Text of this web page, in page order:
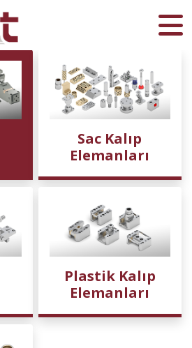
Sac Kalıp
Elemanları
Plastik Kalıp
Elemanları